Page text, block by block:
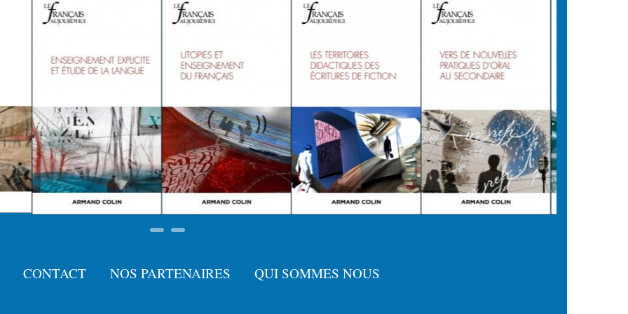
CONTACT NOS PARTENAIRES QUI SOMMES NOUS